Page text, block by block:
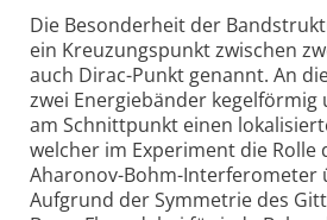
Die Besonderheit der
ein Kreuzungspunkt zwischen
auch Dirac-Punkt genannt. An
zwei Energiebänder kegelförmig
am Schnittpunkt einen
welcher im Experiment die Rolle
Aharonov-Bohm-Interferometer
Aufgrund der Symmetrie des